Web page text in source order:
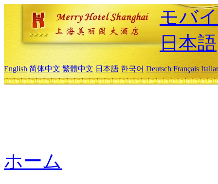
モバ
日本語
English 简体中文 繁體中文 日本語 한국어 Deutsch Français
ホーム